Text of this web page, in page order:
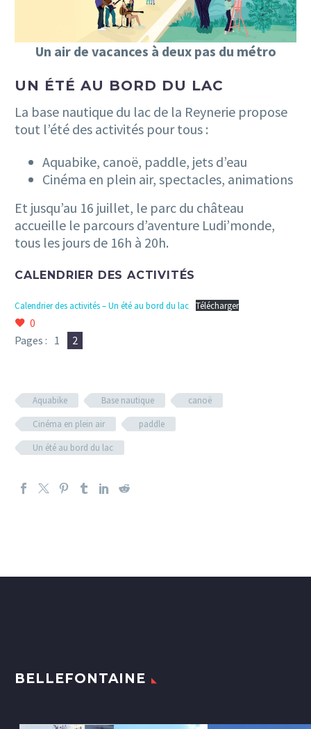
Un air de vacances à deux pas du métro
UN ÉTÉ AU BORD DU LAC
La base nautique du lac de la Reynerie propose
tout l’été des activités pour tous :
Aquabike, canoë, paddle, jets d’eau
Cinéma en plein air, spectacles, animations
Et jusqu’au 16 juillet, le parc du château
accueille le parcours d’aventure Ludi’monde,
tous les jours de 16h à 20h.
CALENDRIER DES ACTIVITÉS
Calendrier des activités – Un été au bord du lac Télécharger
0
Pages : 1 2
Aquabike Base nautique
canoë
Cinéma en plein air
paddle
Un été au bord du lac
BELLEFONTAINE